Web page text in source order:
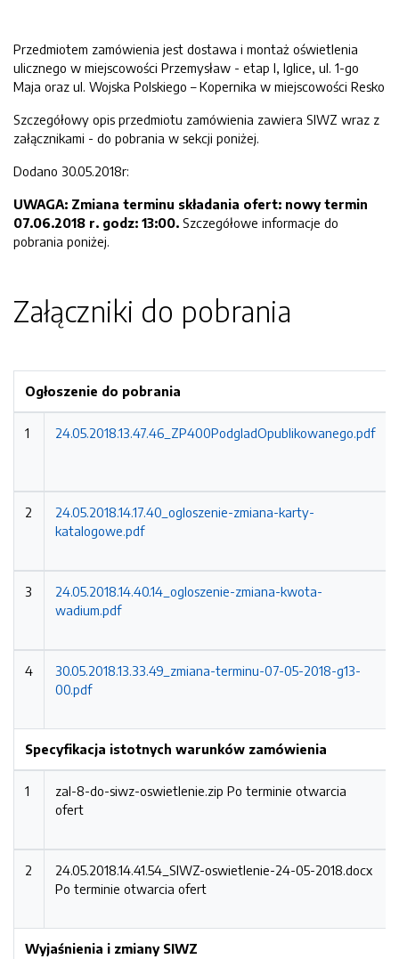
Przedmiotem zamówienia jest dostawa i montaż oświetlenia
ulicznego w miejscowości Przemysław - etap I, Iglice, ul. 1-go
Maja oraz ul. Wojska Polskiego – Kopernika w miejscowości Resko
Szczegółowy opis przedmiotu zamówienia zawiera SIWZ wraz z
załącznikami - do pobrania w sekcji poniżej.
Dodano 30.05.2018r:
UWAGA: Zmiana terminu składania ofert: nowy termin
07.06.2018 r. godz: 13:00. Szczegółowe informacje do
pobrania poniżej.
Załączniki do pobrania
Ogłoszenie do pobrania
1 24.05.2018.13.47.46_ZP400PodgladOpublikowanego.pdf
2
24.05.2018.14.17.40_ogloszenie-zmiana-karty-
katalogowe.pdf
3
24.05.2018.14.40.14_ogloszenie-zmiana-kwota-
wadium.pdf
4
30.05.2018.13.33.49_zmiana-terminu-07-05-2018-g13-
00.pdf
Specyfikacja istotnych warunków zamówienia
1 zal-8-do-siwz-oswietlenie.zip Po terminie otwarcia
ofert
2
24.05.2018.14.41.54_SIWZ-oswietlenie-24-05-2018.docx
Po terminie otwarcia ofert
Wyjaśnienia i zmiany SIWZ